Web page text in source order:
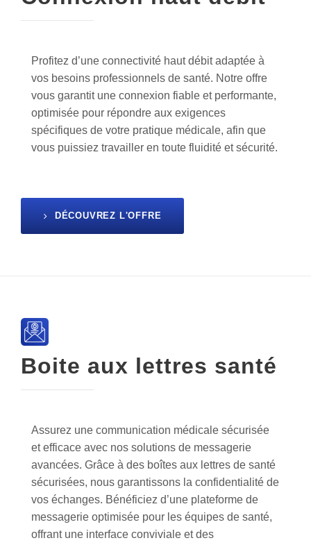
Profitez d’une connectivité haut débit adaptée à
vos besoins professionnels de santé. Notre offre
vous garantit une connexion fiable et performante,
optimisée pour répondre aux exigences
spécifiques de votre pratique médicale, afin que
vous puissiez travailler en toute fluidité et sécurité.
DÉCOUVREZ L'OFFRE
Boite aux lettres santé
Assurez une communication médicale sécurisée
et efficace avec nos solutions de messagerie
avancées. Grâce à des boîtes aux lettres de santé
sécurisées, nous garantissons la confidentialité de
vos échanges. Bénéficiez d’une plateforme de
messagerie optimisée pour les équipes de santé,
offrant une interface conviviale et des